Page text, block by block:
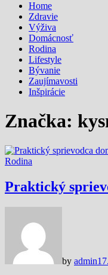
Home
Zdravie
Výživa
Domácnosť
Rodina
Lifestyle
Bývanie
Zaujímavosti
Inšpirácie
Značka:
Rodina
Praktický
by admin